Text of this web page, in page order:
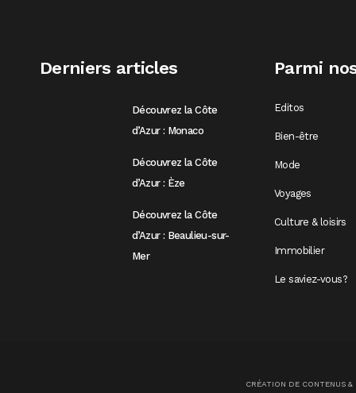
Derniers articles
Découvrez la Côte
d’Azur : Monaco
Découvrez la Côte
d’Azur : Èze
Découvrez la Côte
d’Azur : Beaulieu-sur-
Mer
Parmi
Editos
Bien-être
Mode
Voyages
Culture & loisirs
Immobilier
Le saviez-vous?
CRÉATION DE CONTENUS